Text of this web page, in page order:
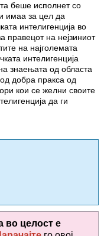
беше исполнет со
имаа за цел да
интелигенција во
правецот на нејзиниот
на најголемата
интелигенција
знаењата од областа
добра пракса од
кои се желни своите
да ги
во целост е